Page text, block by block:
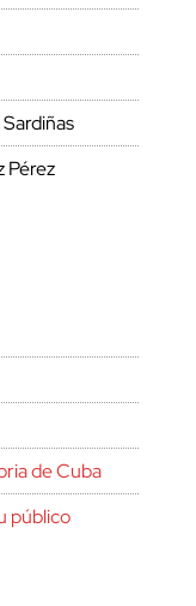
Pérez
de Cuba
público